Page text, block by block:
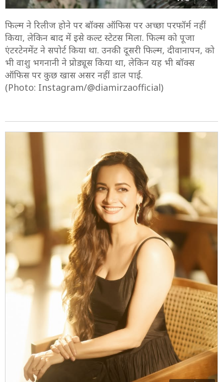
फिल्म ने रिलीज होने पर बॉक्स ऑफिस पर अच्छा परफॉर्म नहीं
किया, लेकिन बाद में इसे कल्ट स्टेटस मिला. फिल्म को पूजा
एंटरटेनमेंट ने सपोर्ट किया था. उनकी दूसरी फिल्म, दीवानापन, को
भी वाशु भगनानी ने प्रोड्यूस किया था, लेकिन यह भी बॉक्स
ऑफिस पर कुछ खास असर नहीं डाल पाई.
(Photo: Instagram/@diamirzaofficial)